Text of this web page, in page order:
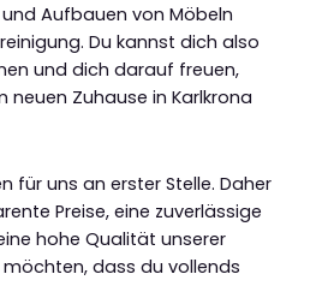
Aufbauen von Möbeln
Du kannst dich also
und dich darauf freuen,
Zuhause in Karlkrona
für uns an erster Stelle. Daher
Preise, eine zuverlässige
hohe Qualität unserer
möchten, dass du vollends